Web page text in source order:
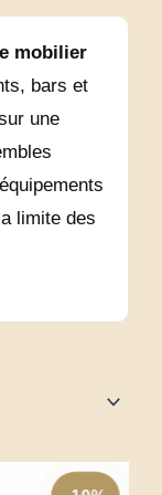
mobilier
bars et
une
limite des